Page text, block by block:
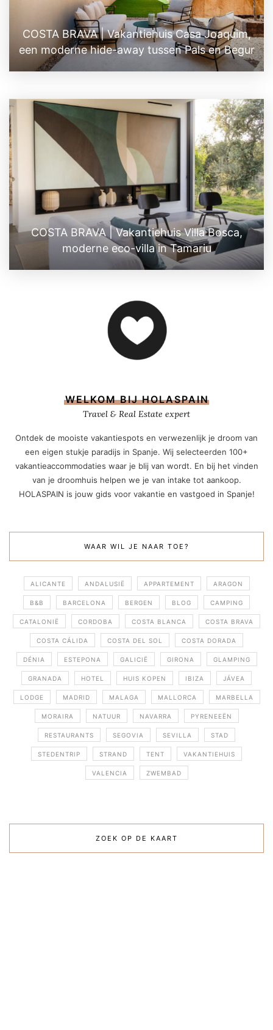
COSTA BRAVA | Vakantiehuis Casa Joaquim,
een moderne hide-away tussen Pals en Begur
COSTA BRAVA | Vakantiehuis Villa Bosca,
moderne eco-villa in Tamariu
WELKOM BIJ HOLASPAIN
Travel & Real Estate expert
Ontdek de mooiste vakantiespots en verwezenlijk je droom van
een eigen stukje paradijs in Spanje. Wij selecteerden 100+
vakantieaccommodaties waar je blij van wordt. En bij het vinden
van je droomhuis helpen we je van intake tot aankoop.
HOLASPAIN is jouw gids voor vakantie en vastgoed in Spanje!
WAAR WIL JE NAAR TOE?
ALICANTE ANDALUSIË APPARTEMENT ARAGON
B&B BARCELONA BERGEN BLOG CAMPING
CATALONIË CORDOBA COSTA BLANCA COSTA BRAVA
COSTA CÁLIDA COSTA DEL SOL COSTA DORADA
DÉNIA ESTEPONA GALICIË GIRONA GLAMPING
GRANADA HOTEL HUIS KOPEN IBIZA JÁVEA
LODGE MADRID MALAGA MALLORCA MARBELLA
MORAIRA NATUUR NAVARRA PYRENEEËN
RESTAURANTS SEGOVIA SEVILLA STAD
STEDENTRIP STRAND TENT VAKANTIEHUIS
VALENCIA ZWEMBAD
ZOEK OP DE KAART